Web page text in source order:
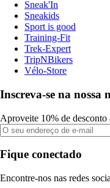
Sneak'In
Sneakids
Sport is good
Training-Fit
Trek-Expert
TripNBikers
Vélo-Store
Inscreva-se na nossa
Aproveite 10% de desconto
Fique conectado
Encontre-nos nas redes